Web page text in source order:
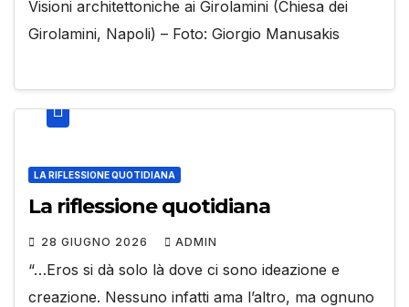
Visioni architettoniche ai Girolamini (Chiesa dei
Girolamini, Napoli) – Foto: Giorgio Manusakis
LA RIFLESSIONE QUOTIDIANA
La riflessione quotidiana
28 GIUGNO 2026 ADMIN
“…Eros si dà solo là dove ci sono ideazione e
creazione. Nessuno infatti ama l’altro, ma ognuno